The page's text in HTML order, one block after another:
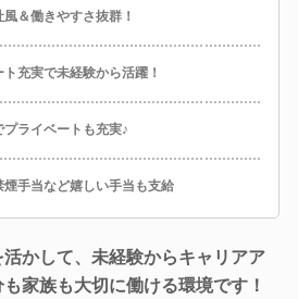
＆働きやすさ抜群！
充実で未経験から活躍！
プライベートも充実♪
煙手当など嬉しい手当も支給
かして、未経験からキャリアア
家族も大切に働ける環境です！